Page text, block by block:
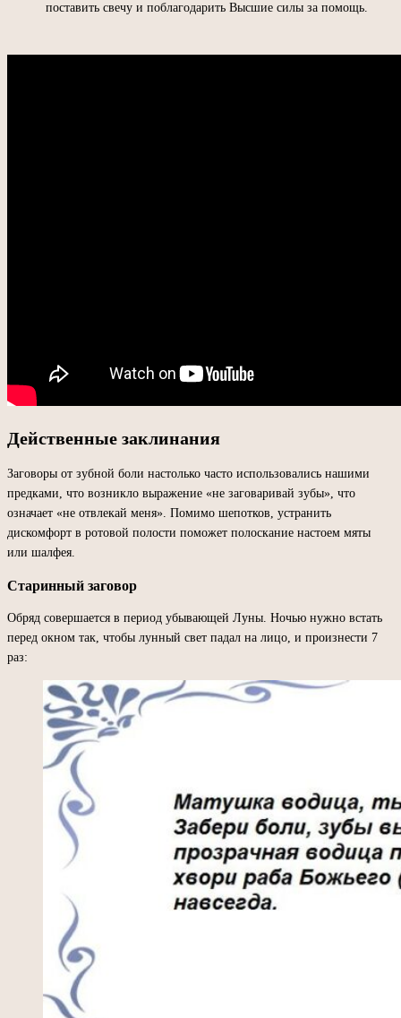
поставить свечу и поблагодарить Высшие силы за помощь.
Действенные заклинания
Заговоры от зубной боли настолько часто использовались нашими
предками, что возникло выражение «не заговаривай зубы», что
означает «не отвлекай меня». Помимо шепотков, устранить
дискомфорт в ротовой полости поможет полоскание настоем мяты
или шалфея.
Старинный заговор
Обряд совершается в период убывающей Луны. Ночью нужно встать
перед окном так, чтобы лунный свет падал на лицо, и произнести 7
раз: